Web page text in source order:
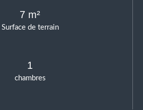
Surface de terrain
7 m²
chambres
1